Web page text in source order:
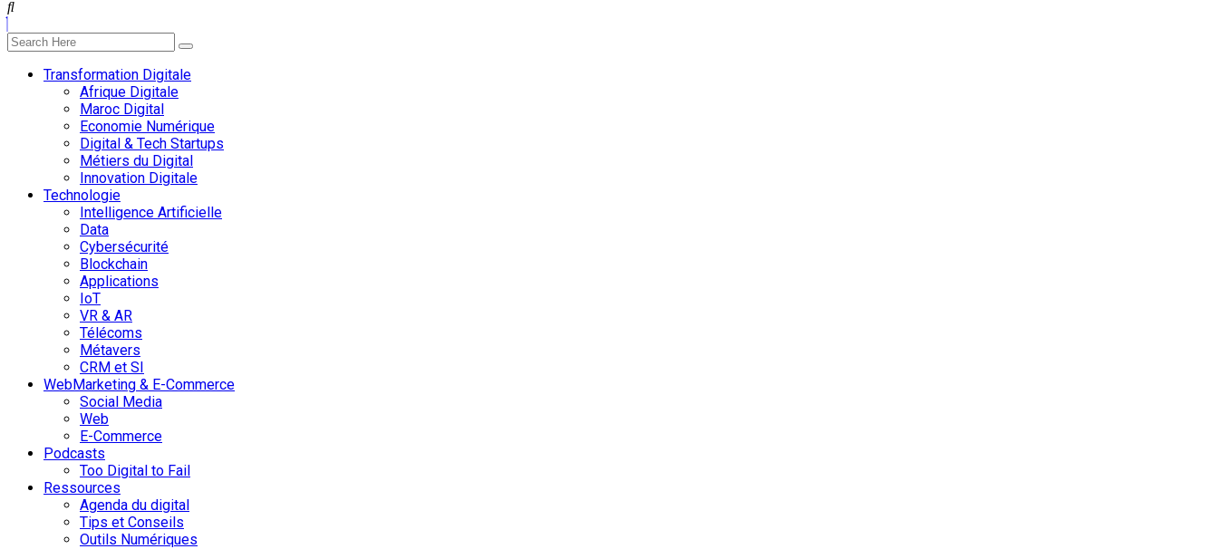
Transformation Digitale
Afrique Digitale
Maroc Digital
Economie Numérique
Digital & Tech Startups
Métiers du Digital
Innovation Digitale
Technologie
Intelligence Artificielle
Data
Cybersécurité
Blockchain
Applications
IoT
VR & AR
Télécoms
Métavers
CRM et SI
WebMarketing & E-Commerce
Social Media
Web
E-Commerce
Podcasts
Too Digital to Fail
Ressources
Agenda du digital
Tips et Conseils
Outils Numériques